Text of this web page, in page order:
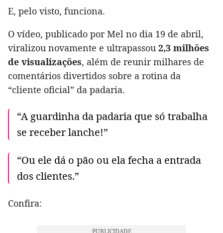
E, pelo visto, funciona.
O vídeo, publicado por Mel no dia 19 de abril,
viralizou novamente e ultrapassou 2,3 milhões
de visualizações, além de reunir milhares de
comentários divertidos sobre a rotina da
“cliente oficial” da padaria.
“A guardinha da padaria que só trabalha
se receber lanche!”
“Ou ele dá o pão ou ela fecha a entrada
dos clientes.”
Confira: